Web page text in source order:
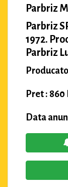
Parbriz
Parbriz
1972.
Parbriz
Pret : 860
Data